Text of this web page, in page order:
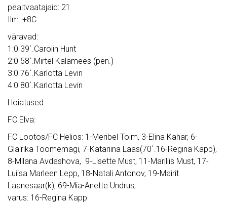
pealtvaatajaid: 21
Ilm: +8C
väravad:
1:0 39`.Carolin Hunt
2:0 58`.Mirtel Kalamees (pen.)
3:0 76`.Karlotta Levin
4:0 80`.Karlotta Levin
Hoiatused:
FC Elva:
FC Lootos/FC Helios: 1-Meribel Toim, 3-Elina Kahar, 6-
Glairika Toomemägi, 7-Katariina Laas(70`.16-Regina Kapp),
8-Milana Avdashova, 9-Lisette Must, 11-Mariliis Must, 17-
Luiisa Marleen Lepp, 18-Natali Antonov, 19-Mairit
Laanesaar(k), 69-Mia-Anette Undrus,
varus: 16-Regina Kapp